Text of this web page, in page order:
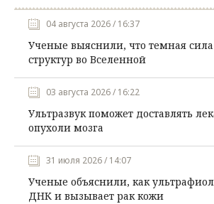
04 августа 2026 / 16:37
Ученые выяснили, что темная сила
структур во Вселенной
03 августа 2026 / 16:22
Ультразвук поможет доставлять
опухоли мозга
31 июля 2026 / 14:07
Ученые объяснили, как
ДНК и вызывает рак кожи